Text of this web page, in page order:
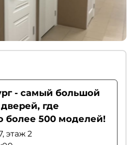
- самый большой
где
более 500 моделей!
этаж 2